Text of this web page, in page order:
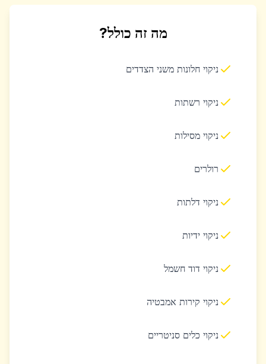
מה זה כולל?
ניקוי חלונות משני הצדדים
ניקוי רשתות
ניקוי מסילות
רולרים
ניקוי דלתות
ניקוי ידיות
ניקוי דוד חשמל
ניקוי קירות אמבטיה
ניקוי כלים סניטריים